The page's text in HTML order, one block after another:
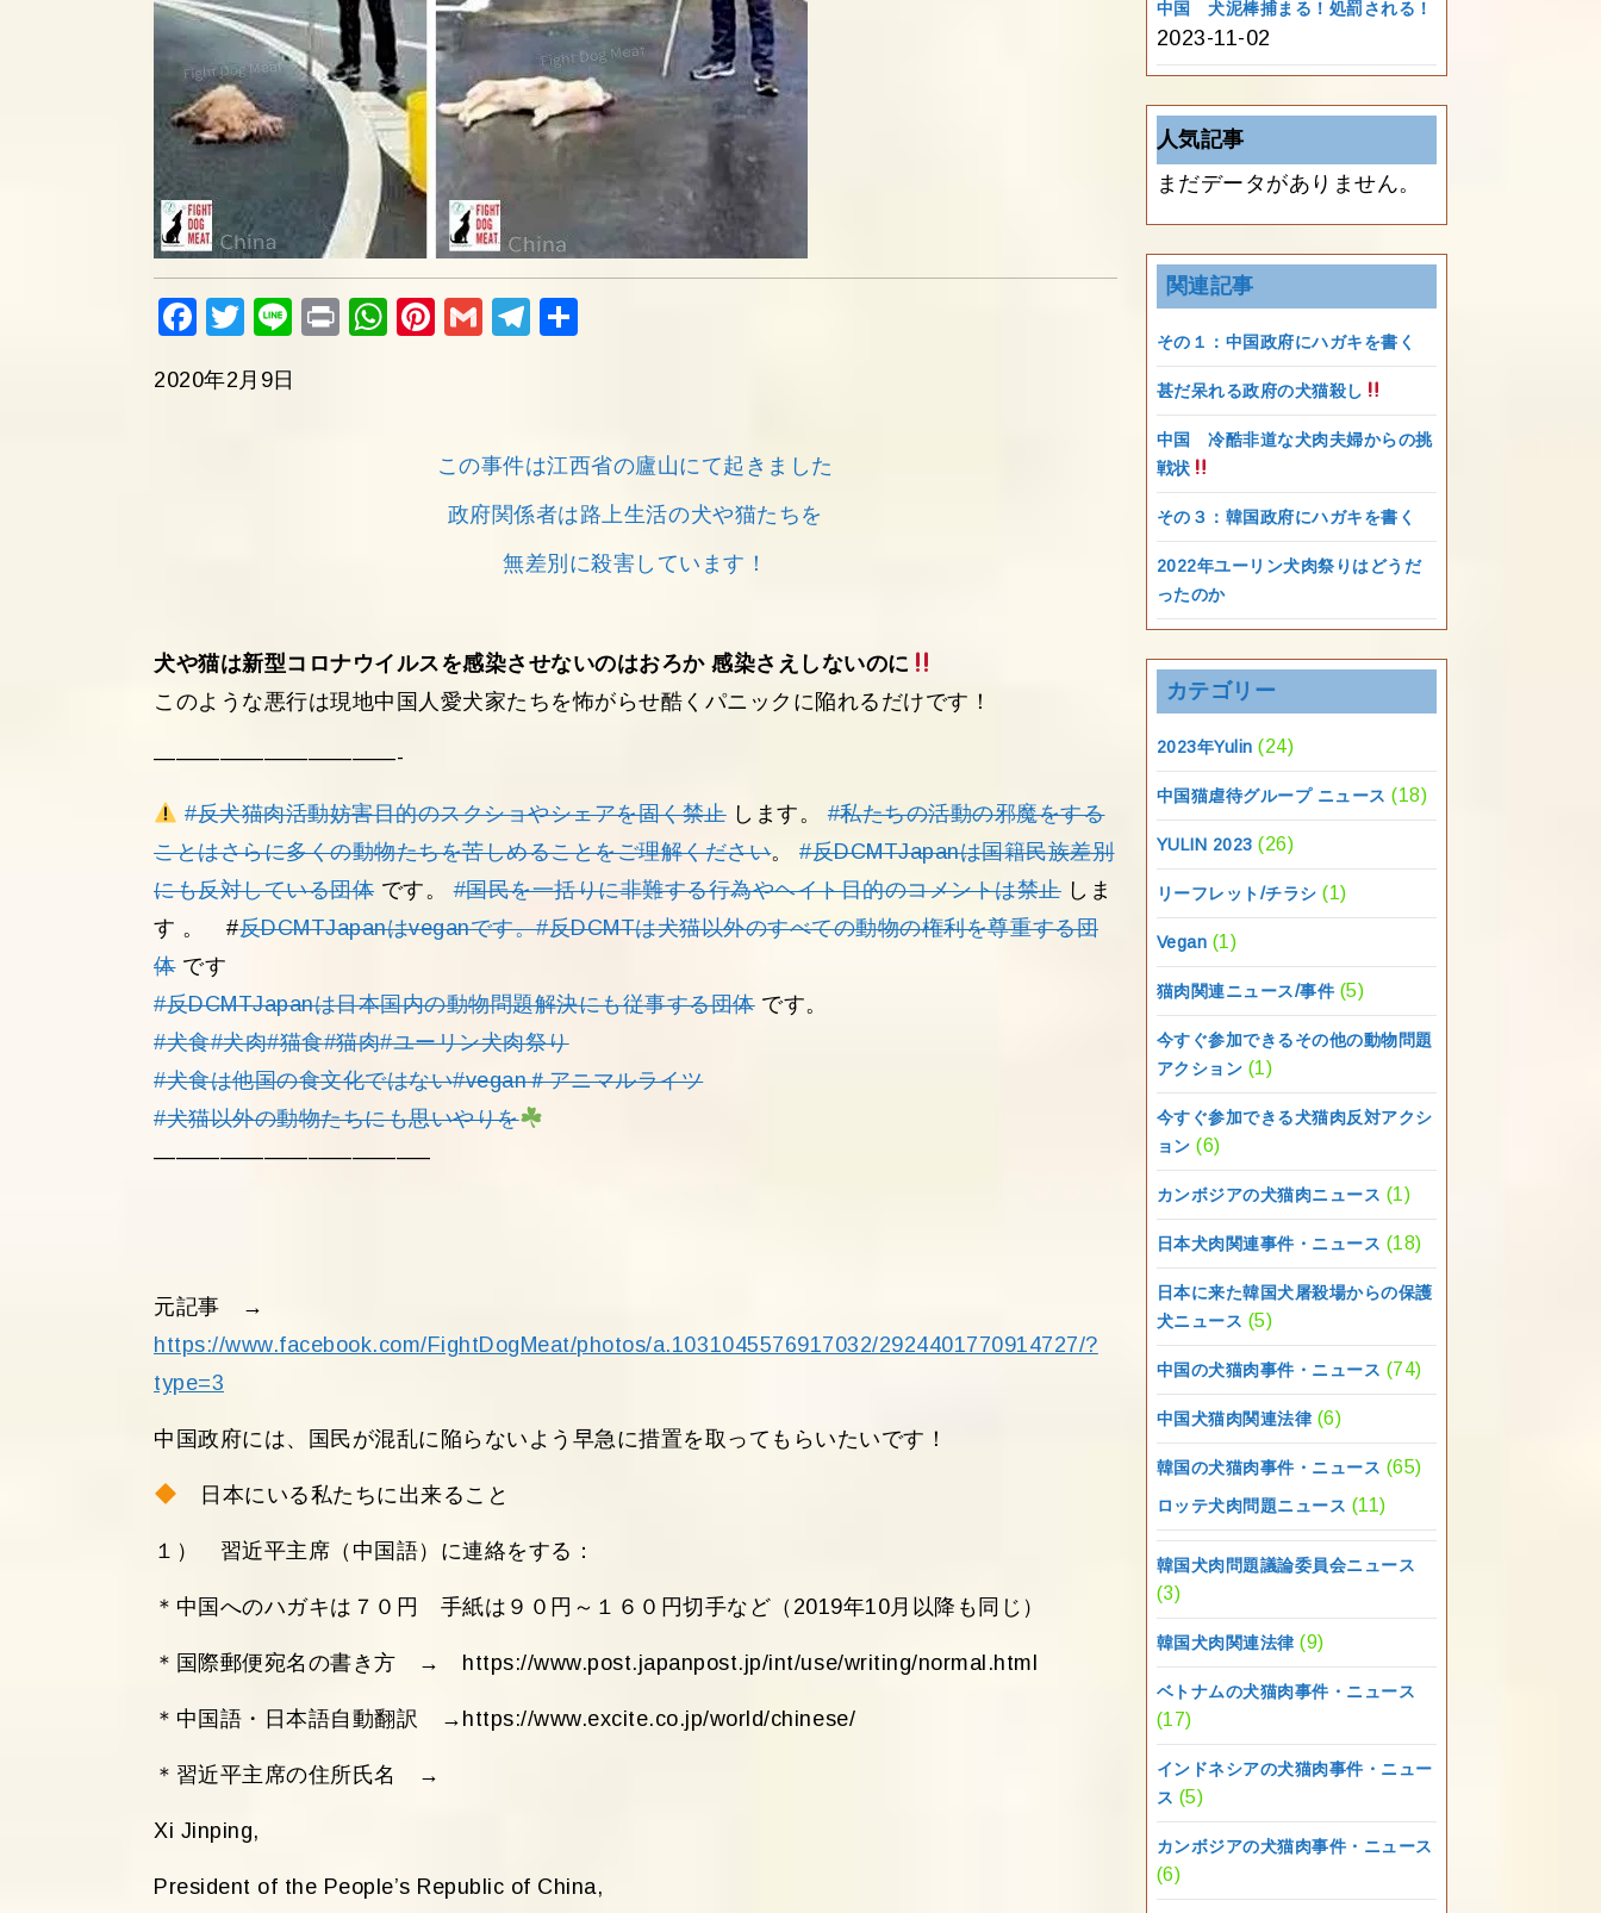
Fac
ok
Twi
Lin
Pri
Wh
Pin
Gm
Tel
2020年2月9日
この事件は江西省の廬山にて起きました
政府関係者は路上生活の犬や猫たちを
無差別に殺害しています！
犬や猫は新型コロナウイルスを感染させないのはおろか 感染さえしないのに
このような悪行は現地中国人愛犬家たちを怖がらせ酷くパニックに陥れるだけです！
———————————-
#反犬猫肉活動妨害目的のスクショやシェアを固く禁止します。#私たちの活動の邪魔をする
ことはさらに多くの動物たちを苦しめることをご理解ください。#反DCMTJapanは国籍民族差別
にも反対している団体 です。#国民を一括りに非難する行為やヘイト目的のコメントは禁止しま
す 。 #反DCMTJapanはveganです。#反DCMTは犬猫以外のすべての動物の権利を尊重する団
体です
#反DCMTJapanは日本国内の動物問題解決にも従事する団体です。
#犬食#犬肉#猫食#猫肉#ユーリン犬肉祭り
#犬食は他国の食文化ではない#vegan＃アニマルライツ
#犬猫以外の動物たちにも思いやりを
————————————–
元記事 →
https://www.facebook.com/FightDogMeat/photos/a.1031045576917032/2924401770914727/?
type=3
中国政府には、国民が混乱に陥らないよう早急に措置を取ってもらいたいです！
日本にいる私たちに出来ること
１） 習近平主席（中国語）に連絡をする：
＊中国へのハガキは７０円 手紙は９０円～１６０円切手など（2019年10月以降も同じ）
＊国際郵便宛名の書き方 → https://www.post.japanpost.jp/int/use/writing/normal.html
＊中国語・日本語自動翻訳 →https://www.excite.co.jp/world/chinese/
＊習近平主席の住所氏名 →
Xi Jinping,
President of the People’s Republic of China,
中国 犬泥棒捕まる！処罰される！
2023-11-02
人気記事
まだデータがありません。
関連記事
その１：中国政府にハガキを書く
甚だ呆れる政府の犬猫殺し
中国 冷酷非道な犬肉夫婦からの挑
戦状
その３：韓国政府にハガキを書く
2022年ユーリン犬肉祭りはどうだ
ったのか
カテゴリー
2023年Yulin (24)
中国猫虐待グループ ニュース (18)
YULIN 2023 (26)
リーフレット/チラシ (1)
Vegan (1)
猫肉関連ニュース/事件 (5)
今すぐ参加できるその他の動物問題
アクション (1)
今すぐ参加できる犬猫肉反対アクシ
ョン (6)
カンボジアの犬猫肉ニュース (1)
日本犬肉関連事件・ニュース (18)
日本に来た韓国犬屠殺場からの保護
犬ニュース (5)
中国の犬猫肉事件・ニュース (74)
中国犬猫肉関連法律(6)
韓国の犬猫肉事件・ニュース (65)
ロッテ犬肉問題ニュース (11)
韓国犬肉問題議論委員会ニュース
(3)
韓国犬肉関連法律(9)
ベトナムの犬猫肉事件・ニュース
(17)
インドネシアの犬猫肉事件・ニュー
ス (5)
カンボジアの犬猫肉事件・ニュース
(6)